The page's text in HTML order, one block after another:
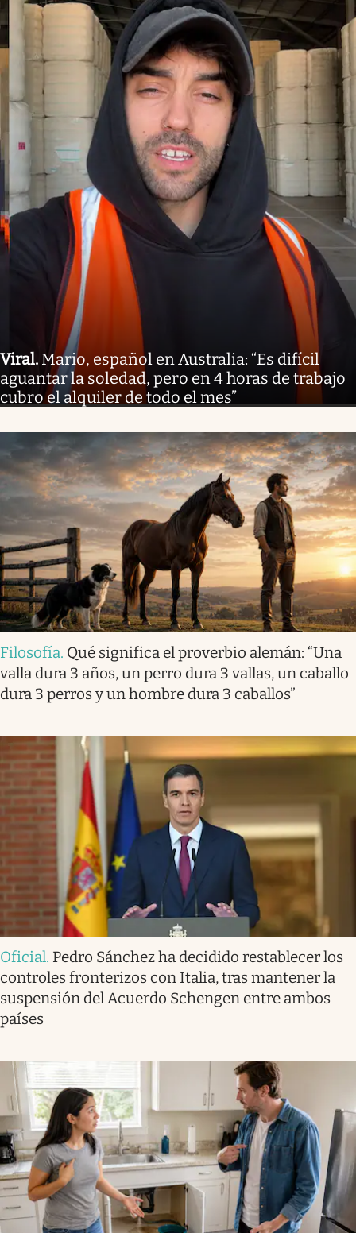
Viral. Mario, español en Australia: “Es difícil
aguantar la soledad, pero en 4 horas de trabajo
cubro el alquiler de todo el mes”
Filosofía. Qué significa el proverbio alemán: “Una
valla dura 3 años, un perro dura 3 vallas, un caballo
dura 3 perros y un hombre dura 3 caballos”
Oficial. Pedro Sánchez ha decidido restablecer los
controles fronterizos con Italia, tras mantener la
suspensión del Acuerdo Schengen entre ambos
países